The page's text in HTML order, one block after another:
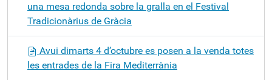
una mesa redonda sobre la gralla en el Festival
Tradicionàrius de Gràcia
Avui dimarts 4 d’octubre es posen a la venda totes
les entrades de la Fira Mediterrània